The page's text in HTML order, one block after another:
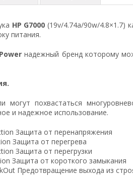
HP G7000 (19v/4.74a/90w/4.8×1.7)
питания.
надежный бренд которому
могут похвастаться
и надежное использование.
Защита от перенапряжения
Защита от перегрева
Защита от перегрузки
Защита от короткого замыкания
Предотвращение выхода из